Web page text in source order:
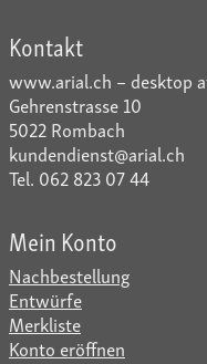
Kontakt
www.arial.ch – desktop
Gehrenstrasse 10
5022 Rombach
kundendienst@arial.ch
Tel. 062 823 07 44
Mein Konto
Nachbestellung
Entwürfe
Merkliste
Konto eröffnen